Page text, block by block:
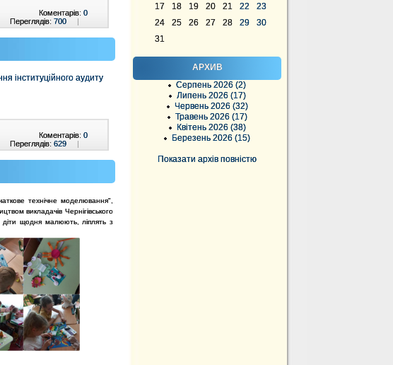
17
18 19 20 21 22
23
24
25 26 27 28 29
30
31
АРХИВ
Серпень 2026 (2)
Липень 2026 (17)
Червень 2026 (32)
Травень 2026 (17)
Квітень 2026 (38)
Березень 2026 (15)
Показати архів повністю
Коментарів: 0
Переглядів: 700 |
інституційного аудиту
Коментарів: 0
Переглядів: 629 |
технічне моделювання",
викладачів Чернігівського
діти щодня малюють, ліплять з